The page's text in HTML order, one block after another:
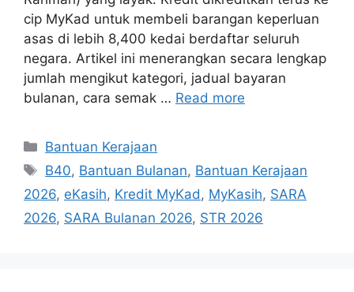
cip MyKad untuk membeli barangan keperluan
asas di lebih 8,400 kedai berdaftar seluruh
negara. Artikel ini menerangkan secara lengkap
jumlah mengikut kategori, jadual bayaran
bulanan, cara semak … Read more
Categories
Bantuan Kerajaan
Tags
B40, Bantuan Bulanan, Bantuan Kerajaan
2026, eKasih, Kredit MyKad, MyKasih, SARA
2026, SARA Bulanan 2026, STR 2026